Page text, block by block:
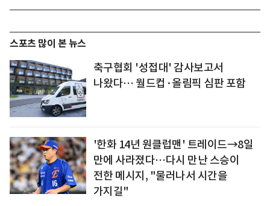
스포츠 많이 본 뉴스
축구협회 '성접대' 감사보고서
나왔다… 월드컵·올림픽 심판 포함
'한화 14년 원클럽맨' 트레이드→8일
만에 사라졌다…다시 만난 스승이
전한 메시지, "물러나서 시간을
가지길"